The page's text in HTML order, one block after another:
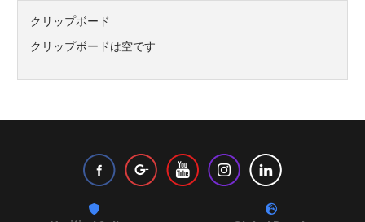
クリップボード
クリップボードは空です